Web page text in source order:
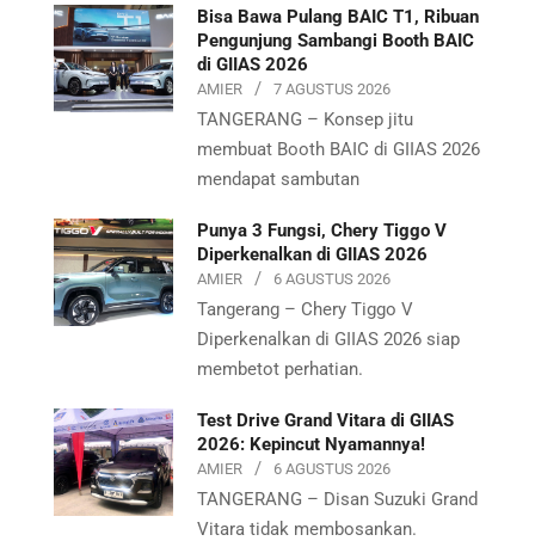
Bisa Bawa Pulang BAIC T1, Ribuan
Pengunjung Sambangi Booth BAIC
di GIIAS 2026
AMIER 7 AGUSTUS 2026
TANGERANG – Konsep jitu
membuat Booth BAIC di GIIAS 2026
mendapat sambutan
Punya 3 Fungsi, Chery Tiggo V
Diperkenalkan di GIIAS 2026
AMIER 6 AGUSTUS 2026
Tangerang – Chery Tiggo V
Diperkenalkan di GIIAS 2026 siap
membetot perhatian.
Test Drive Grand Vitara di GIIAS
2026: Kepincut Nyamannya!
AMIER 6 AGUSTUS 2026
TANGERANG – Disan Suzuki Grand
Vitara tidak membosankan.